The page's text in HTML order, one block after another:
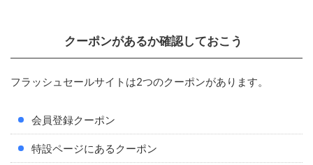
クーポンがあるか確認しておこう
フラッシュセールサイトは2つのクーポンがあります。
会員登録クーポン
特設ページにあるクーポン